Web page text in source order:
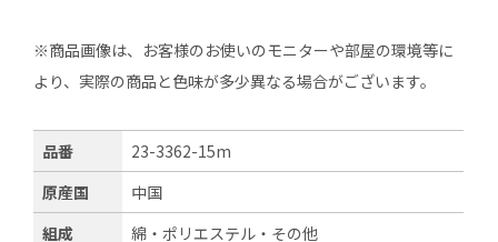
※商品画像は、お客様のお使いのモニターや部屋の環境等に
より、実際の商品と色味が多少異なる場合がございます。
品番
23-3362-15m
原産国
中国
組成
綿・ポリエステル・その他